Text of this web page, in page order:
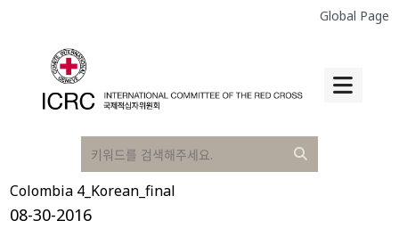
Global Page
Colombia 4_Korean_final
08-30-2016